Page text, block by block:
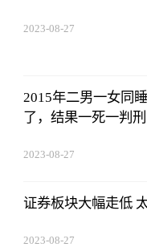
2023-08-27
2015年二男一女同
了，结果一死一判刑
2023-08-27
证券板块大幅走低
2023-08-27